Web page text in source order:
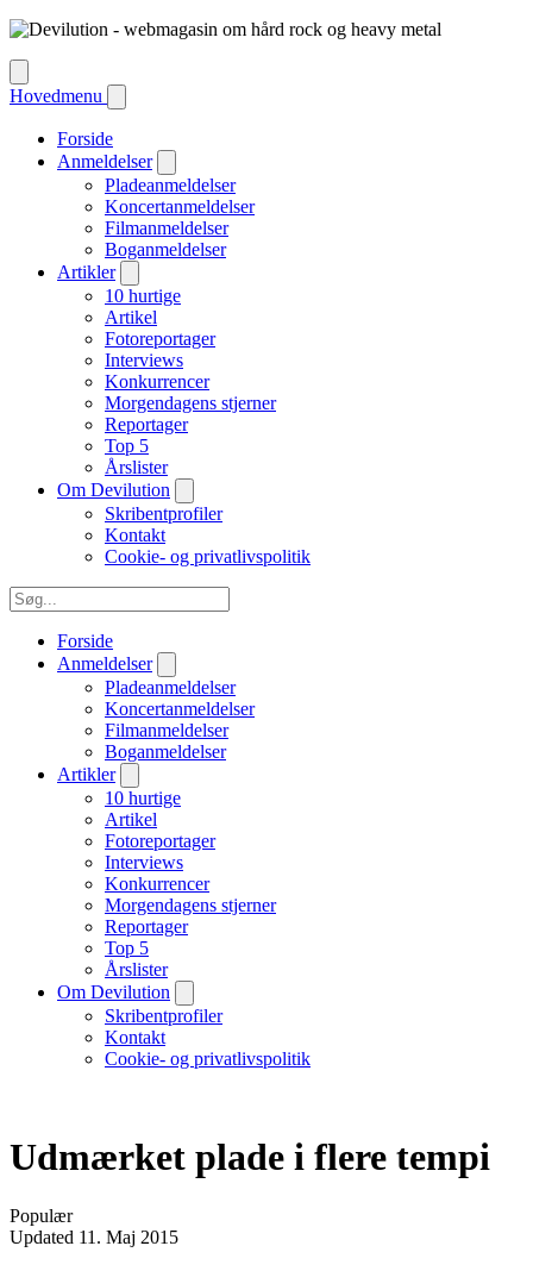
Hovedmenu
Forside
Anmeldelser
Pladeanmeldelser
Koncertanmeldelser
Filmanmeldelser
Boganmeldelser
Artikler
10 hurtige
Artikel
Fotoreportager
Interviews
Konkurrencer
Morgendagens stjerner
Reportager
Top 5
Årslister
Om Devilution
Skribentprofiler
Kontakt
Cookie- og privatlivspolitik
Forside
Anmeldelser
Pladeanmeldelser
Koncertanmeldelser
Filmanmeldelser
Boganmeldelser
Artikler
10 hurtige
Artikel
Fotoreportager
Interviews
Konkurrencer
Morgendagens stjerner
Reportager
Top 5
Årslister
Om Devilution
Skribentprofiler
Kontakt
Cookie- og privatlivspolitik
Udmærket plade i flere tempi
Populær
Updated 11. Maj 2015